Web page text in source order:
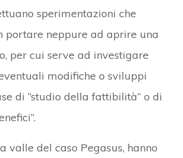
sperimentazioni che
portare neppure ad aprire una
per cui serve ad investigare
modifiche o sviluppi
di “studio della fattibilità” o di
a valle del caso Pegasus, hanno